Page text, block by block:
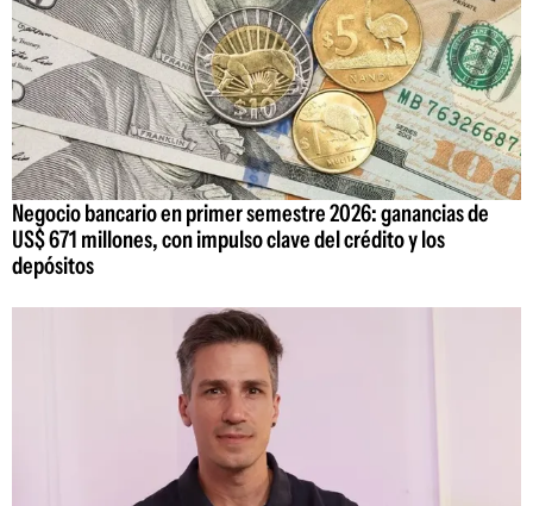
Negocio bancario en primer semestre 2026: ganancias de
US$ 671 millones, con impulso clave del crédito y los
depósitos